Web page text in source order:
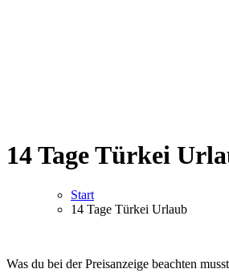
14 Tage Türkei
Start
14 Tage Türkei Urlaub
Was du bei der Preisanzeige beachten